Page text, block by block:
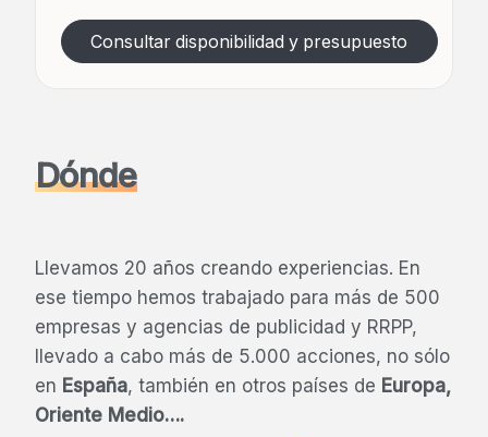
Consultar disponibilidad y presupuesto
Dónde
Llevamos 20 años creando experiencias. En
ese tiempo hemos trabajado para más de 500
empresas y agencias de publicidad y RRPP,
llevado a cabo más de 5.000 acciones, no sólo
en España, también en otros países de Europa,
Oriente Medio….